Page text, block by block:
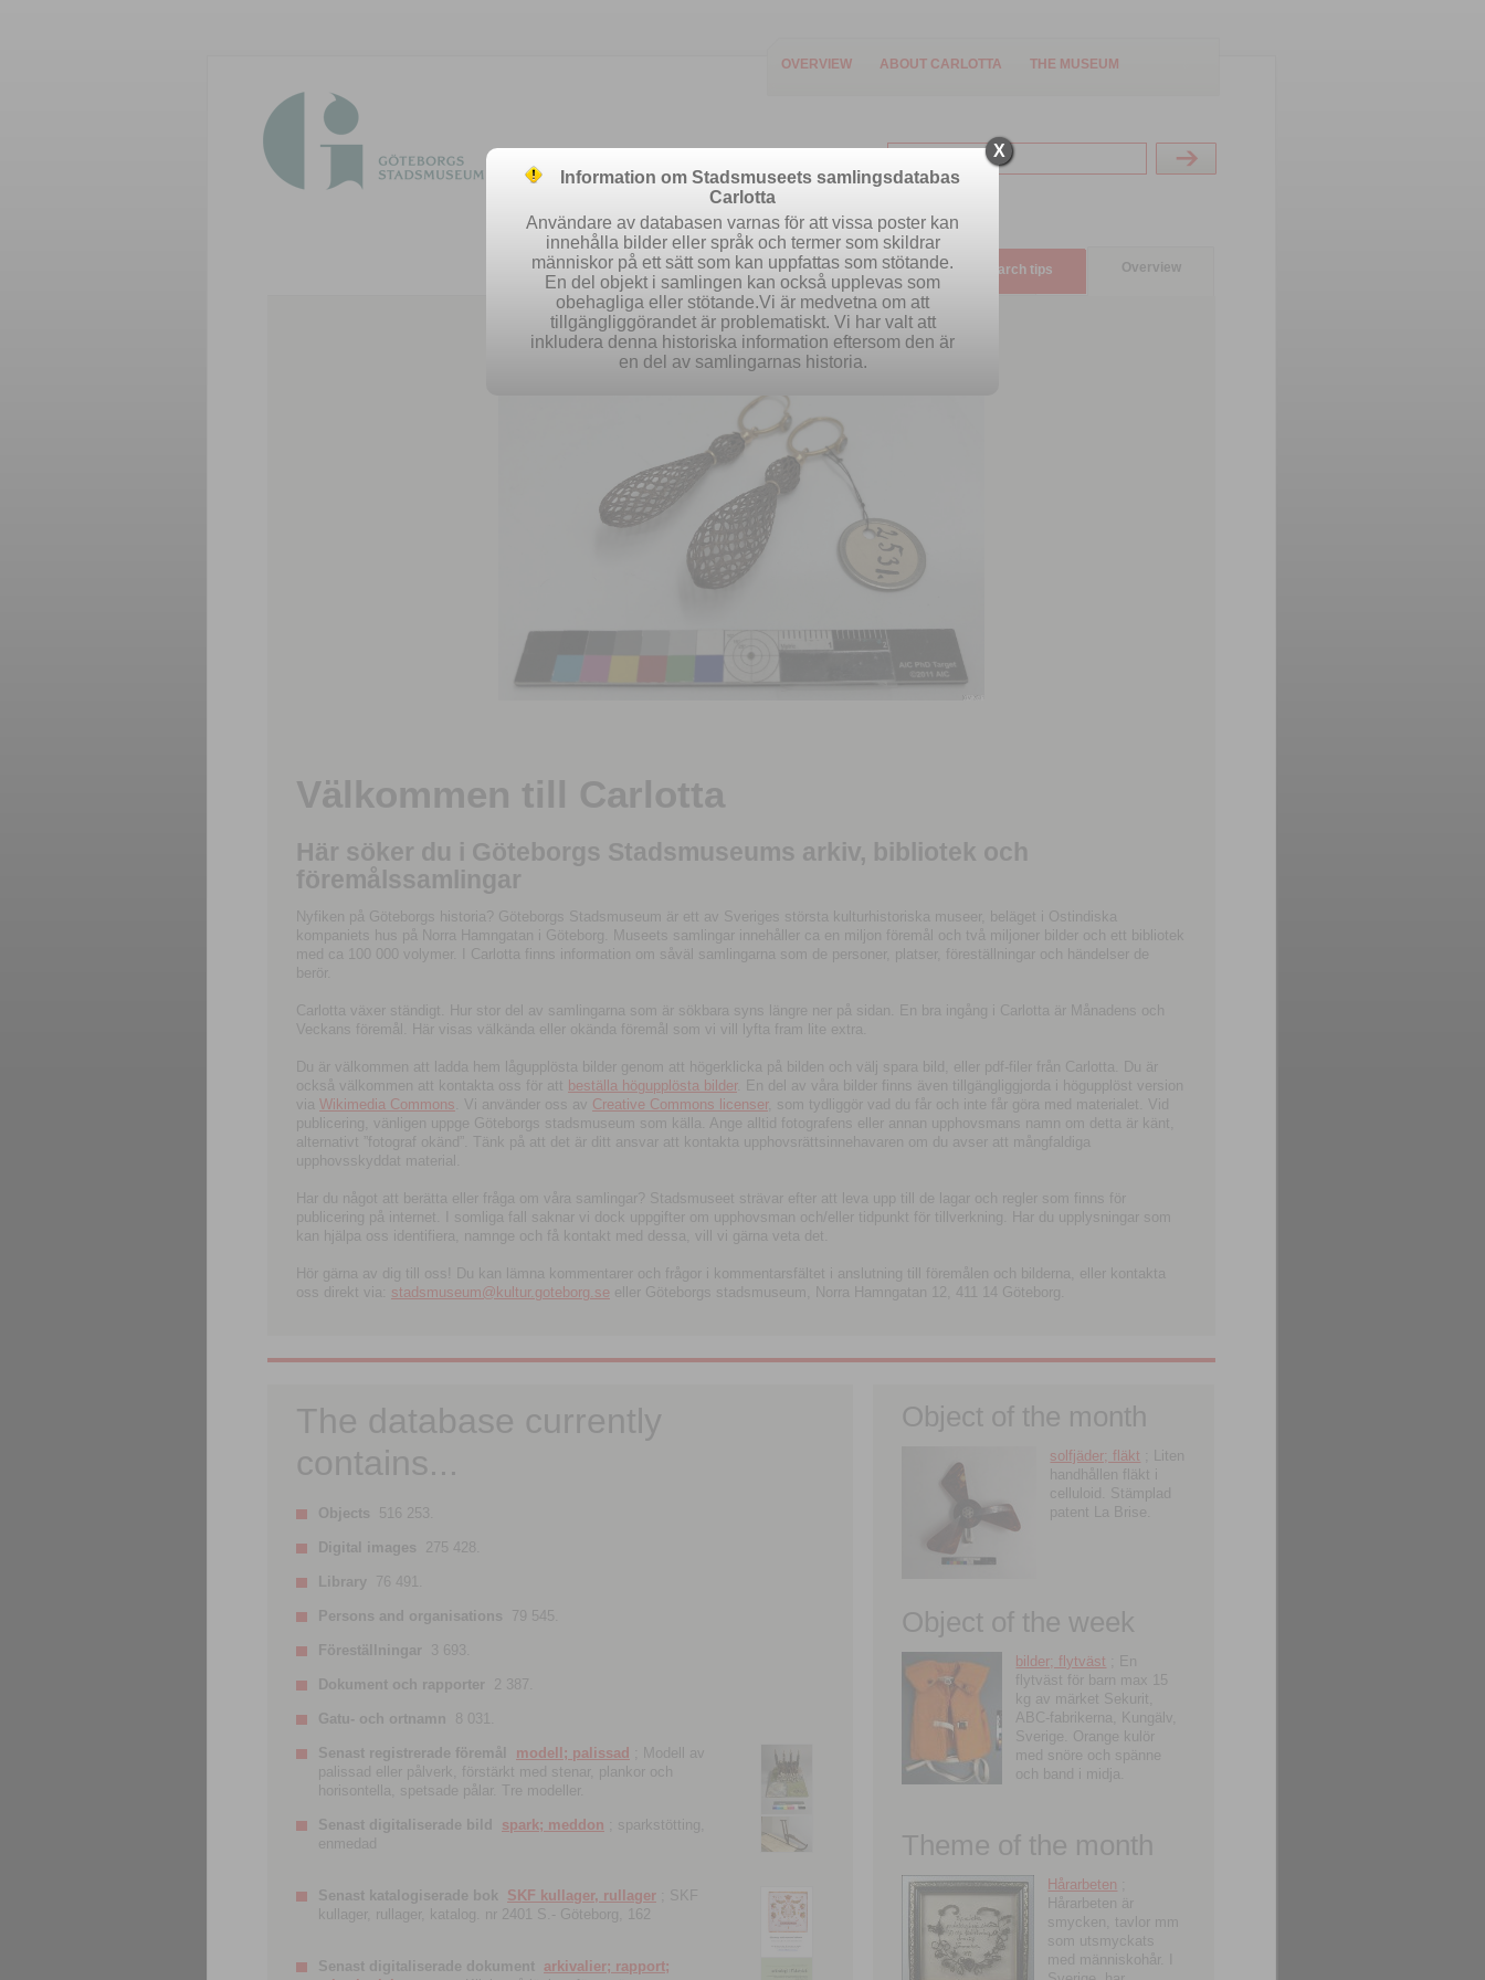
OVERVIEW ABOUT CARLOTTA THE MUSEUM
Easy search Advanced search Search tips Overview
Välkommen till Carlotta
Här söker du i Göteborgs Stadsmuseums arkiv, bibliotek och
föremålssamlingar
Nyfiken på Göteborgs historia? Göteborgs Stadsmuseum är ett av Sveriges största kulturhistoriska museer, beläget i Ostindiska
kompaniets hus på Norra Hamngatan i Göteborg. Museets samlingar innehåller ca en miljon föremål och två miljoner bilder och ett bibliotek
med ca 100 000 volymer. I Carlotta finns information om såväl samlingarna som de personer, platser, föreställningar och händelser de
berör.
Carlotta växer ständigt. Hur stor del av samlingarna som är sökbara syns längre ner på sidan. En bra ingång i Carlotta är Månadens och
Veckans föremål. Här visas välkända eller okända föremål som vi vill lyfta fram lite extra.
Du är välkommen att ladda hem lågupplösta bilder genom att högerklicka på bilden och välj spara bild, eller pdf-filer från Carlotta. Du är
också välkommen att kontakta oss för att beställa högupplösta bilder. En del av våra bilder finns även tillgängliggjorda i högupplöst version
via Wikimedia Commons . Vi använder oss av Creative Commons licenser, som tydliggör vad du får och inte får göra med materialet. Vid
publicering, vänligen uppge Göteborgs stadsmuseum som källa. Ange alltid fotografens eller annan upphovsmans namn om detta är känt,
alternativt ”fotograf okänd”. Tänk på att det är ditt ansvar att kontakta upphovsrättsinnehavaren om du avser att mångfaldiga
upphovsskyddat material.
Har du något att berätta eller fråga om våra samlingar? Stadsmuseet strävar efter att leva upp till de lagar och regler som finns för
publicering på internet. I somliga fall saknar vi dock uppgifter om upphovsman och/eller tidpunkt för tillverkning. Har du upplysningar som
kan hjälpa oss identifiera, namnge och få kontakt med dessa, vill vi gärna veta det.
Hör gärna av dig till oss! Du kan lämna kommentarer och frågor i kommentarsfältet i anslutning till föremålen och bilderna, eller kontakta
oss direkt via: stadsmuseum@kultur.goteborg.se eller Göteborgs stadsmuseum, Norra Hamngatan 12, 411 14 Göteborg.
The database currently
contains...
Objects 516 253.
Digital images 275 428.
Library 76 491.
Persons and organisations 79 545.
Föreställningar 3 693.
Dokument och rapporter 2 387.
Gatu- och ortnamn 8 031.
Senast registrerade föremål modell; palissad
; Modell av
palissad eller pålverk, förstärkt med stenar, plankor och
horisontella, spetsade pålar. Tre modeller.
Senast digitaliserade bild spark; meddon ; sparkstötting,
enmedad
Senast katalogiserade bok SKF kullager, rullager ; SKF
kullager, rullager, katalog. nr 2401 S.- Göteborg, 162
Senast digitaliserade dokument arkivalier; rapport;
Object of the month
solfjäder; fläkt ; Liten
handhållen fläkt i
celluloid. Stämplad
patent La Brise.
Object of the week
bilder; flytväst ; En
flytväst för barn max 15
kg av märket Sekurit,
ABC-fabrikerna, Kungälv,
Sverige. Orange kulör
med snöre och spänne
och band i midja.
Theme of the month
Hårarbeten
Hårarbeten är
smycken, tavlor mm
som utsmyckats
med människohår. I
X
Information om Stadsmuseets samlingsdatabas
Carlotta
Användare av databasen varnas för att vissa poster kan
innehålla bilder eller språk och termer som skildrar
människor på ett sätt som kan uppfattas som stötande.
En del objekt i samlingen kan också upplevas som
obehagliga eller stötande.Vi är medvetna om att
tillgängliggörandet är problematiskt. Vi har valt att
inkludera denna historiska information eftersom den är
en del av samlingarnas historia.